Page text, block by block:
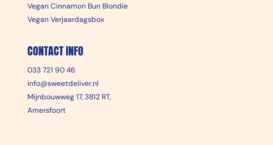
Vegan Cinnamon Bun Blondie
Vegan Verjaardagsbox
CONTACT INFO
033 721 90 46
info@sweetdeliver.nl
Mijnbouwweg 17, 3812 RT,
Amersfoort